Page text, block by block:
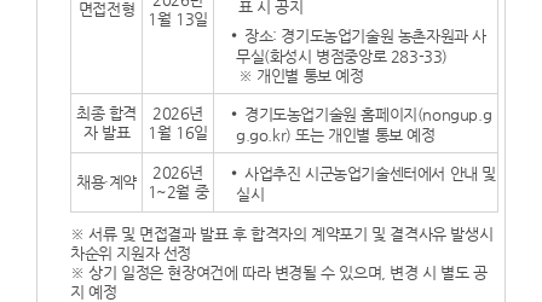
면접전형
1월 13일
표 시 공지
장소: 경기도농업기술원 농촌자원과 사
무실(화성시 병점중앙로 283-33)
※ 개인별 통보 예정
최종 합격
자 발표
2026년
1월 16일
경기도농업기술원 홈페이지(nongup.g
g.go.kr) 또는 개인별 통보 예정
채용·계약
2026년
1~2월 중
사업추진 시군농업기술센터에서 안내 및
실시
※ 서류 및 면접결과 발표 후 합격자의 계약포기 및 결격사유 발생시
차순위 지원자 선정
※ 상기 일정은 현장여건에 따라 변경될 수 있으며, 변경 시 별도 공
지 예정